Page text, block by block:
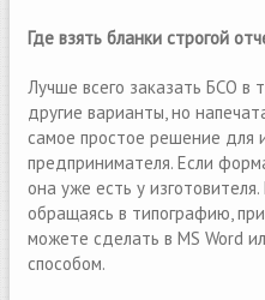
Где взять бланки строгой
Лучше всего заказать БСО в
другие варианты, но
самое простое решение для
предпринимателя. Если
она уже есть у
обращаясь в типографию,
можете сделать в MS Word
способом.